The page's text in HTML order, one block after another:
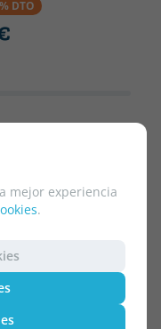
mejor experiencia
.
DTO